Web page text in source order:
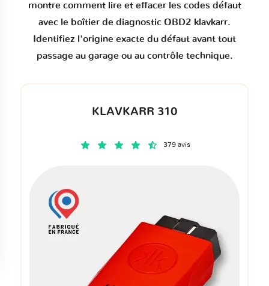
montre comment lire et effacer les codes défaut
avec le boîtier de diagnostic OBD2 klavkarr.
Identifiez l'origine exacte du défaut avant tout
passage au garage ou au contrôle technique.
KLAVKARR 310
379 avis